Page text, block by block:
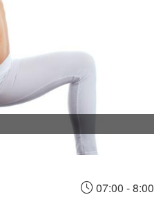
07:00 - 8:00